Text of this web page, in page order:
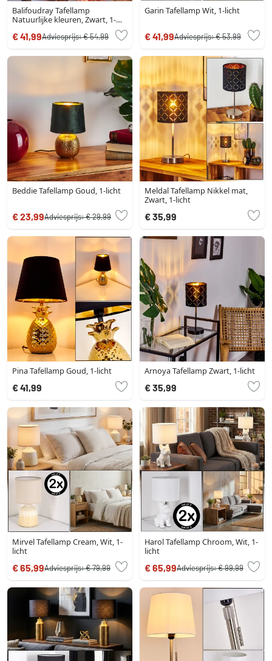
Balifoudray Tafellamp
Natuurlijke kleuren, Zwart, 1-
€ 41,99Adviesprijs:€ 54,99
Garin Tafellamp Wit, 1-licht
€ 41,99Adviesprijs:€ 53,99
Beddie Tafellamp Goud, 1-licht
€ 23,99Adviesprijs:€ 29,99
Meldal Tafellamp Nikkel mat,
Zwart, 1-licht
€ 35,99
Pina Tafellamp Goud, 1-licht
€ 41,99
Arnoya Tafellamp Zwart, 1-licht
€ 35,99
Mirvel Tafellamp Cream, Wit, 1-
licht
€ 65,99Adviesprijs:€ 79,99
Harol Tafellamp Chroom, Wit, 1-
licht
€ 65,99Adviesprijs:€ 99,99